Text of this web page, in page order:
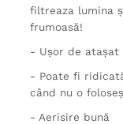
filtreaza lumina
frumoasă!
- Ușor de atașat
- Poate fi
când nu o
- Aerisire bună